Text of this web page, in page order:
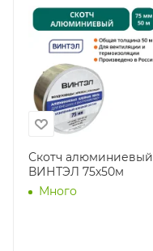
Скотч алюминиевый
ВИНТЭЛ 75х50м
Много